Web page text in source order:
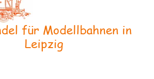
für Modellbahnen in
Leipzig